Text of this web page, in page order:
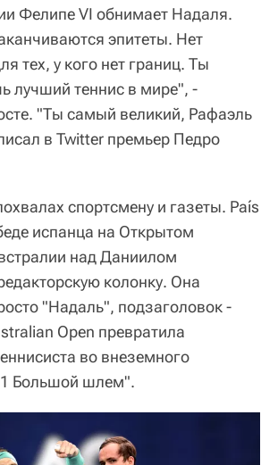
Фелипе VI обнимает Надаля.
эпитеты. Нет
тех, у кого нет границ. Ты
лучший теннис в мире", -
"Ты самый великий, Рафаэль
в Twitter премьер Педро
спортсмену и газеты. País
испанца на Открытом
над Даниилом
колонку. Она
"Надаль", подзаголовок -
Open превратила
во внеземного
Большой шлем".